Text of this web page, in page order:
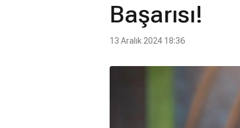
Başarısı!
13 Aralık 2024 18:36